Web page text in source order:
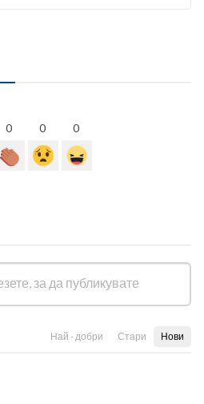
0 0 0
Най - добри Стари Нови